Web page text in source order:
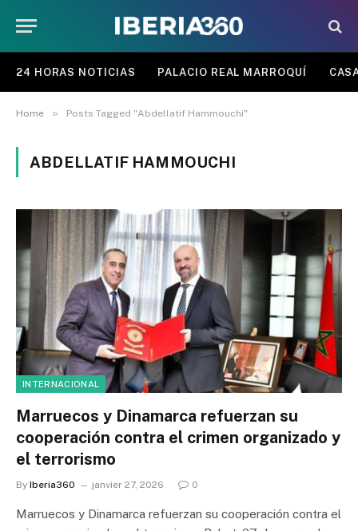
24 HORAS NOTICIAS PALACIO REAL MARROQUÍ
Home » Posts Tagged "Abdellatif Hammouchi"
ABDELLATIF HAMMOUCHI
INTERNACIONAL
Marruecos y Dinamarca refuerzan su
cooperación contra el crimen organizado y
el terrorismo
By Iberia360 janvier 27, 2026 0
Marruecos y Dinamarca refuerzan su cooperación contra el